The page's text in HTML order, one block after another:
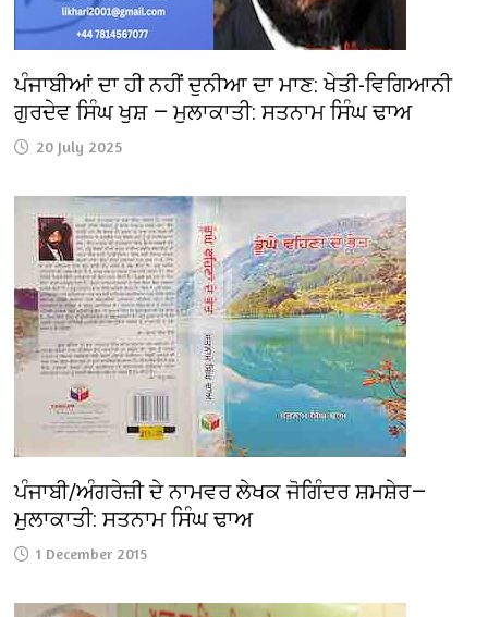
ਪੰਜਾਬੀਆਂ ਦਾ ਹੀ ਨਹੀਂ ਦੁਨੀਆ ਦਾ ਮਾਣ: ਖੇਤੀ-ਵਿਗਿਆਨੀ
ਗੁਰਦੇਵ ਸਿੰਘ ਖੁਸ਼ — ਮੁਲਾਕਾਤੀ: ਸਤਨਾਮ ਸਿੰਘ ਢਾਅ
20 July 2025
ਪੰਜਾਬੀ/ਅੰਗਰੇਜ਼ੀ ਦੇ ਨਾਮਵਰ ਲੇਖਕ ਜੋਗਿੰਦਰ ਸ਼ਮਸ਼ੇਰ—
ਮੁਲਾਕਾਤੀ: ਸਤਨਾਮ ਸਿੰਘ ਢਾਅ
1 December 2015